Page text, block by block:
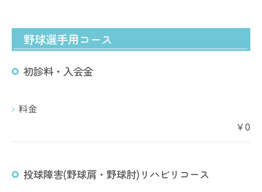
野球選手用コース
初診料・入会金
料金
￥0
投球障害(野球肩・野球肘)リハビリコース